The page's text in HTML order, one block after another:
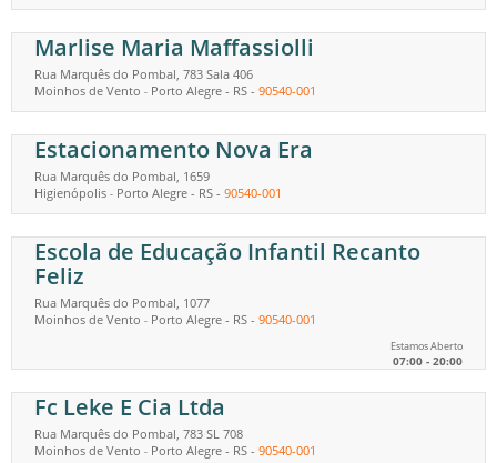
Marlise Maria Maffassiolli
Rua Marquês do Pombal, 783 Sala 406
Moinhos de Vento - Porto Alegre - RS - 90540-001
Estacionamento Nova Era
Rua Marquês do Pombal, 1659
Higienópolis - Porto Alegre - RS - 90540-001
Escola de Educação Infantil Recanto
Feliz
Rua Marquês do Pombal, 1077
Moinhos de Vento - Porto Alegre - RS - 90540-001
Estamos Aberto
07:00 - 20:00
Fc Leke E Cia Ltda
Rua Marquês do Pombal, 783 SL 708
Moinhos de Vento - Porto Alegre - RS - 90540-001